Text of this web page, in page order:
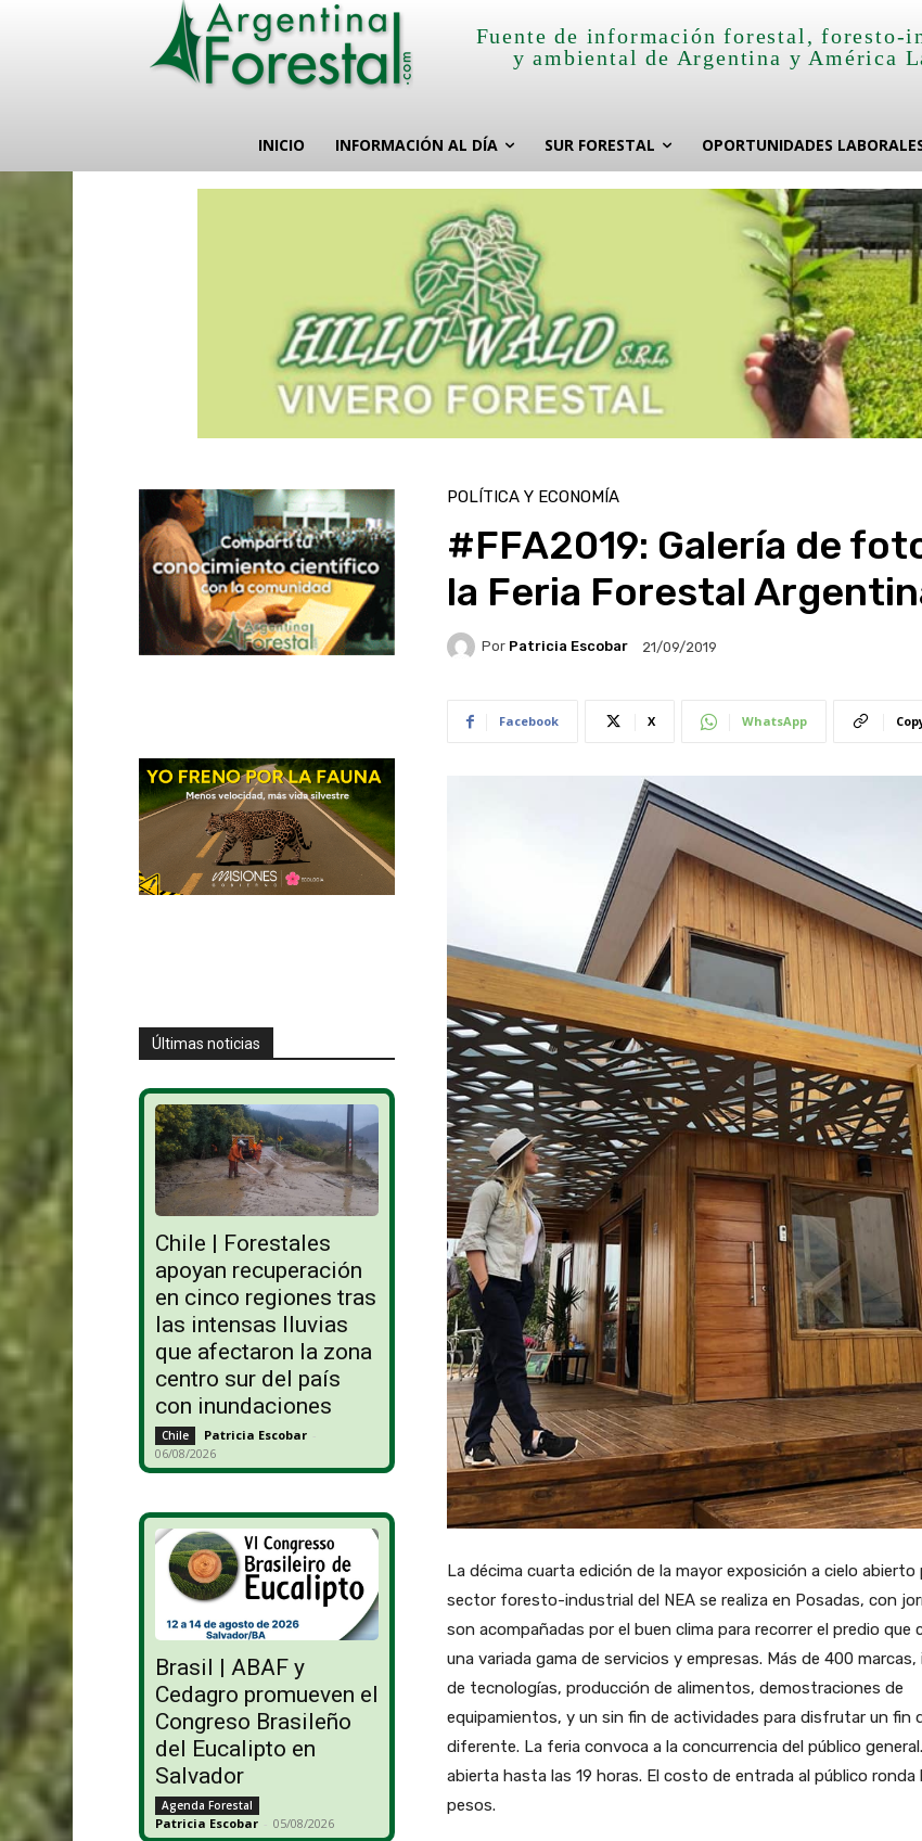
Fuente de información forestal, foresto-
y ambiental de Argentina y América
INICIO INFORMACIÓN AL DÍA SUR FORESTAL OPORTUNIDADES
Últimas noticias
Chile | Forestales
apoyan recuperación
en cinco regiones tras
las intensas lluvias
que afectaron la zona
centro sur del país
con inundaciones
Chile Patricia Escobar -
06/08/2026
Brasil | ABAF y
Cedagro promueven el
Congreso Brasileño
del Eucalipto en
Salvador
Agenda Forestal
Patricia Escobar - 05/08/2026
POLÍTICA Y ECONOMÍA
#FFA2019: Galería de
la Feria Forestal
Por Patricia Escobar 21/09/2019
Facebook X WhatsApp
La décima cuarta edición de la mayor exposición a cielo abierto
sector foresto-industrial del NEA se realiza en Posadas, con
son acompañadas por el buen clima para recorrer el predio que
una variada gama de servicios y empresas. Más de 400
de tecnologías, producción de alimentos, demostraciones de
equipamientos, y un sin fin de actividades para disfrutar un fin
diferente. La feria convoca a la concurrencia del público
abierta hasta las 19 horas. El costo de entrada al público ronda
pesos.